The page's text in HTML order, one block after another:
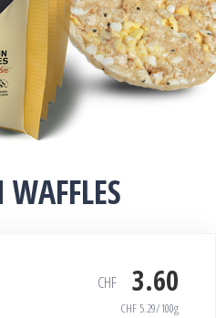
CHF 3.60
CHF 5.29/100g